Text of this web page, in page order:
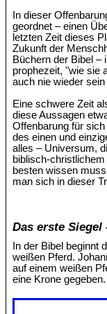
In dieser
geordnet – einen
letzten Zeit dieses
Zukunft der
Büchern der Bibel –
prophezeit, "wie sie
auch nie wieder sein
Eine schwere Zeit
diese Aussagen
Offenbarung für
des einen und
alles – Universum,
biblisch-
besten wissen
man sich in dieser
Das erste
In der Bibel beginnt
weißen Pferd.
auf einem weißen
eine Krone gegeben.